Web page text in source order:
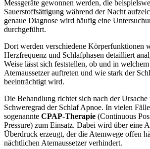
Messgeräte gewonnen werden, die
Sauerstoffsättigung während der Nacht
genaue Diagnose wird häufig eine
durchgeführt.
Dort werden verschiedene Körperfunktionen
Herzfrequenz und Schlafphasen detailliert
Weise lässt sich feststellen, ob und in
Atemaussetzer auftreten und wie stark der
beeinträchtigt wird.
Die Behandlung richtet sich nach der Ursache
Schweregrad der Schlaf Apnoe. In vielen
sogenannte CPAP-Therapie (Continuous
Pressure) zum Einsatz. Dabei wird über eine
Überdruck erzeugt, der die Atemwege offen
nächtlichen Atemaussetzer verhindert.